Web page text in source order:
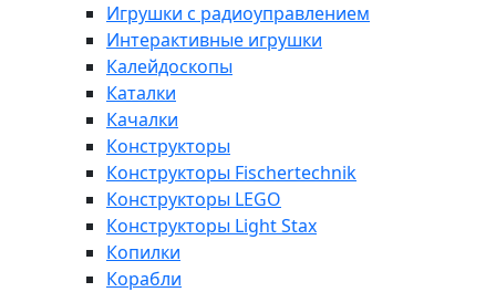
Игрушки с радиоуправлением
Интерактивные игрушки
Калейдоскопы
Каталки
Качалки
Конструкторы
Конструкторы Fisсhertechnik
Конструкторы LEGO
Конструкторы Light Stax
Копилки
Корабли